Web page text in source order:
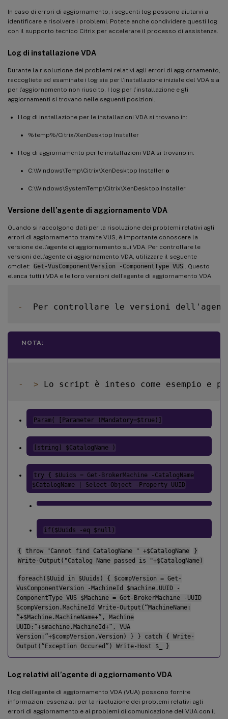
In caso di errori di aggiornamento, i seguenti log possono aiutarvi a
identificare e risolvere i problemi. Potete anche condividere questi log
con il supporto tecnico Citrix per accelerare il processo di assistenza.
Log di installazione VDA
Durante la risoluzione dei problemi relativi agli errori di aggiornamento,
raccogliete ed esaminate i log sia per l’installazione iniziale del VDA sia
per l’aggiornamento non riuscito. I log per l’installazione e gli
aggiornamenti si trovano nelle seguenti posizioni.
I log di installazione per le installazioni VDA si trovano in:
%temp%/Citrix/XenDesktop Installer
I log di aggiornamento per le installazioni VDA si trovano in:
C:\Windows\Temp\Citrix\XenDesktop Installer o
C:\Windows\SystemTemp\Citrix\XenDesktop Installer
Versione dell’agente di aggiornamento VDA
Quando si raccolgono dati per la risoluzione dei problemi relativi agli
errori di aggiornamento tramite VUS, è importante conoscere la
versione dell’agente di aggiornamento sui VDA. Per controllare le
versioni dell’agente di aggiornamento VDA, utilizzare il seguente
cmdlet: Get-VusComponentVersion -ComponentType VUS
. Questo
elenca tutti i VDA e le loro versioni dell’agente di aggiornamento VDA.
-
Per controllare le versioni
NOTA:
- > Lo script è inteso come esempio e
Param( [Parameter (Mandatory=$true)]
[string] $CatalogName )
try { $Uuids = Get-BrokerMachine -CatalogName
$CatalogName | Select-Object -Property UUID
if($Uuids -eq $null)
{ throw "Cannot find CatalogName " +$CatalogName
}
Write-Output("Catalog Name passed is "+$CatalogName)
foreach($Uuid in $Uuids) { $compVersion = Get-
VusComponentVersion -MachineId $machine.UUID -
ComponentType VUS $Machine = Get-BrokerMachine -UUID
$compVersion.MachineId Write-Output(“MachineName:
“+$Machine.MachineName+”, Machine
UUID:”+$machine.MachineId+”, VUA
Version:”+$compVersion.Version) } } catch { Write-
Output(“Exception Occured”) Write-Host $_ }
Log relativi all’agente di aggiornamento VDA
I log dell’agente di aggiornamento VDA (VUA) possono fornire
informazioni essenziali per la risoluzione dei problemi relativi agli
errori di aggiornamento e ai problemi di comunicazione del VUA con il